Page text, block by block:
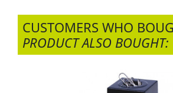
CUSTOMERS WHO
PRODUCT ALSO BOUGHT: